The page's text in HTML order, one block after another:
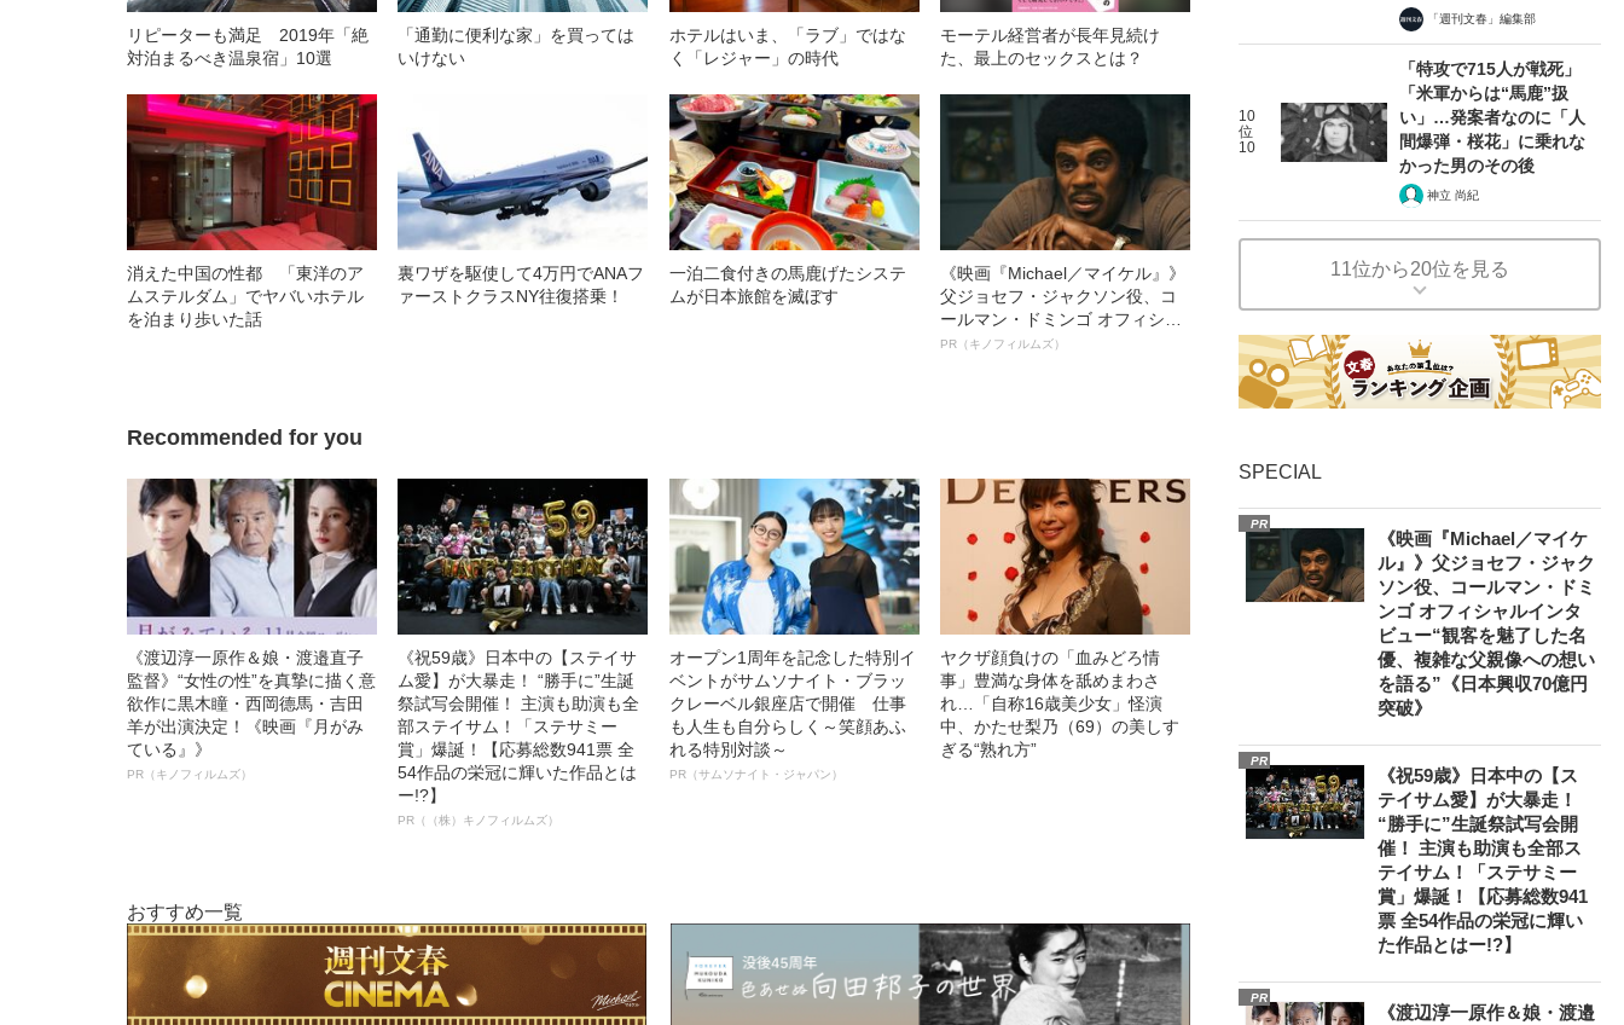
リピーターも満足 2019年「絶
対泊まるべき温泉宿」10選
「通勤に便利な家」を買っては
いけない
ホテルはいま、「ラブ」ではな
く「レジャー」の時代
モーテル経営者が長年見続け
た、最上のセックスとは？
消えた中国の性都 「東洋のア
ムステルダム」でヤバいホテル
を泊まり歩いた話
裏ワザを駆使して4万円でANAフ
ァーストクラスNY往復搭乗！
一泊二食付きの馬鹿げたシステ
ムが日本旅館を滅ぼす
《映画『Michael／マイケル』》
父ジョセフ・ジャクソン役、コ
ールマン・ドミンゴ オフィシャ
ルインタビュー“観客を魅了した
PR（キノフィルムズ）
Recommended for you
《渡辺淳一原作＆娘・渡邉直子
監督》“女性の性”を真摯に描く意
欲作に黒木瞳・西岡德馬・吉田
羊が出演決定！《映画『月がみ
ている』》
PR（キノフィルムズ）
《祝59歳》日本中の【ステイサ
ム愛】が大暴走！ “勝手に”生誕
祭試写会開催！ 主演も助演も全
部ステイサム！「ステサミー
賞」爆誕！【応募総数941票 全
54作品の栄冠に輝いた作品とは
ー!?】
PR（（株）キノフィルムズ）
オープン1周年を記念した特別イ
ベントがサムソナイト・ブラッ
クレーベル銀座店で開催 仕事
も人生も自分らしく～笑顔あふ
れる特別対談～
PR（サムソナイト・ジャパン）
ヤクザ顔負けの「血みどろ情
事」豊満な身体を舐めまわさ
れ…「自称16歳美少女」怪演
中、かたせ梨乃（69）の美しす
ぎる“熟れ方”
おすすめ一覧
「週刊文春」編集部
10
位
10
「特攻で715人が戦死」
「米軍からは“馬鹿”扱
い」…発案者なのに「人
間爆弾・桜花」に乗れな
かった男のその後
神立 尚紀
11位から20位を見る
SPECIAL
PR
《映画『Michael／マイケ
ル』》父ジョセフ・ジャク
ソン役、コールマン・ドミ
ンゴ オフィシャルインタ
ビュー“観客を魅了した名
優、複雑な父親像への想い
を語る”《日本興収70億円
突破》
PR
《祝59歳》日本中の【ス
テイサム愛】が大暴走！
“勝手に”生誕祭試写会開
催！ 主演も助演も全部ス
テイサム！「ステサミー
賞」爆誕！【応募総数941
票 全54作品の栄冠に輝い
た作品とはー!?】
PR
《渡辺淳一原作＆娘・渡邉